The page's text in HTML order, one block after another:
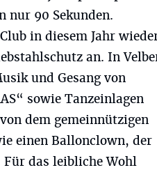
nur 90 Sekunden.
in diesem Jahr
an. In
und Gesang von
sowie Tanzeinlagen
dem gemeinnützigen
einen Ballonclown, der
Für das leibliche Wohl